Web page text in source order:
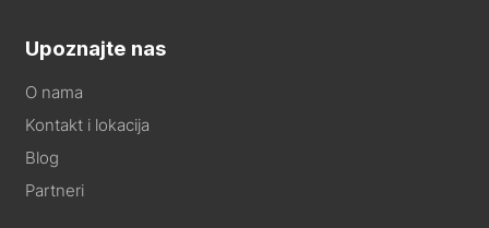
Upoznajte nas
O nama
Kontakt i lokacija
Blog
Partneri